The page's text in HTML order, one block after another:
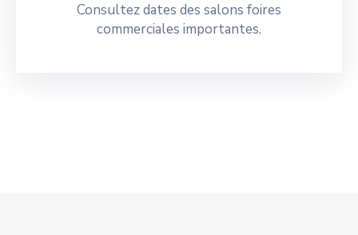
Consultez dates des salons foires
commerciales importantes.